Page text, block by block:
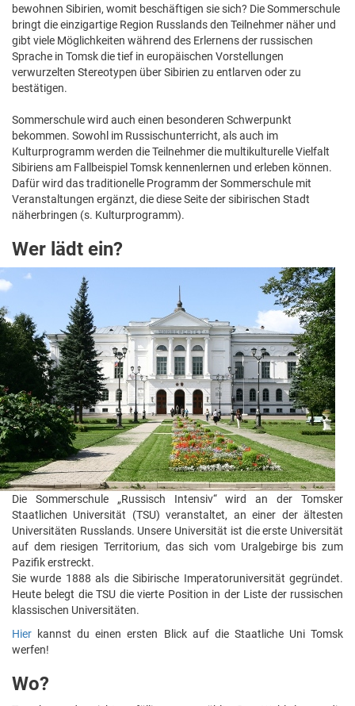
bewohnen Sibirien, womit beschäftigen sie sich? Die Sommerschule
bringt die einzigartige Region Russlands den Teilnehmer näher und
gibt viele Möglichkeiten während des Erlernens der russischen
Sprache in Tomsk die tief in europäischen Vorstellungen
verwurzelten Stereotypen über Sibirien zu entlarven oder zu
bestätigen.
Sommerschule wird auch einen besonderen Schwerpunkt
bekommen. Sowohl im Russischunterricht, als auch im
Kulturprogramm werden die Teilnehmer die multikulturelle Vielfalt
Sibiriens am Fallbeispiel Tomsk kennenlernen und erleben können.
Dafür wird das traditionelle Programm der Sommerschule mit
Veranstaltungen ergänzt, die diese Seite der sibirischen Stadt
näherbringen (s. Kulturprogramm).
Wer lädt ein?
Die Sommerschule „Russisch Intensiv“ wird an der Tomsker
Staatlichen Universität (TSU) veranstaltet, an einer der ältesten
Universitäten Russlands. Unsere Universität ist die erste Universität
auf dem riesigen Territorium, das sich vom Uralgebirge bis zum
Pazifik erstreckt.
Sie wurde 1888 als die Sibirische Imperatoruniversität gegründet.
Heute belegt die TSU die vierte Position in der Liste der russischen
klassischen Universitäten.
Hier kannst du einen ersten Blick auf die Staatliche Uni Tomsk
werfen!
Wo?